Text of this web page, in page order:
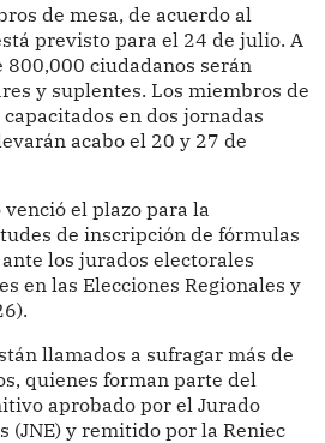
de mesa, de acuerdo al
previsto para el 24 de julio. A
ciudadanos serán
y suplentes. Los miembros de
en dos jornadas
acabo el 20 y 27 de
el plazo para la
de inscripción de fórmulas
los jurados electorales
en las Elecciones Regionales y
llamados a sufragar más de
quienes forman parte del
aprobado por el Jurado
(JNE) y remitido por la Reniec